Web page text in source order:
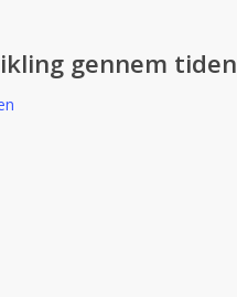
gennem tiden